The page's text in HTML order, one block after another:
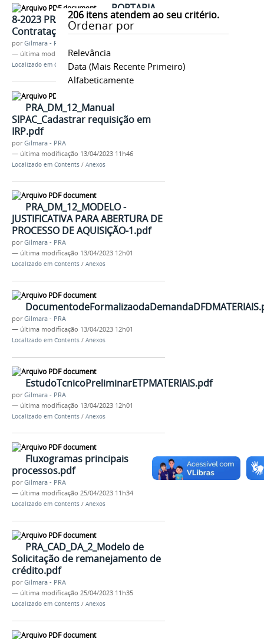
206itens atendem ao seu critério.
Ordenar por
Relevância
Data (mais Recente Primeiro)
Alfabeticamente
PORTARIA
8-2023 PRA - Ciclos de Compras e
Contratações - retificação.pdf
porGilmara - PRA
— última modificação 13/04/2023 11h46
Localizado em Contents /Anexos
PRA_DM_12_Manual
SIPAC_Cadastrar requisição em
IRP.pdf
porGilmara - PRA
— última modificação 13/04/2023 11h46
Localizado em Contents / Anexos
PRA_DM_12_MODELO -
JUSTIFICATIVA PARA ABERTURA DE
PROCESSO DE AQUISIÇÃO-1.pdf
porGilmara - PRA
— última modificação 13/04/2023 12h01
Localizado em Contents / Anexos
porGilmara - PRA
— última modificação 13/04/2023 12h01
Localizado em Contents / Anexos
EstudoTcnicoPreliminarETPMATERIAIS.pdf
porGilmara - PRA
— última modificação 13/04/2023 12h01
Localizado em Contents / Anexos
Fluxogramas principais
processos.pdf
porGilmara - PRA
— última modificação 25/04/2023 11h34
Localizado em Contents / Anexos
PRA_CAD_DA_2_Modelo de
Solicitação de remanejamento de
crédito.pdf
porGilmara - PRA
— última modificação 25/04/2023 11h35
Localizado em Contents / Anexos